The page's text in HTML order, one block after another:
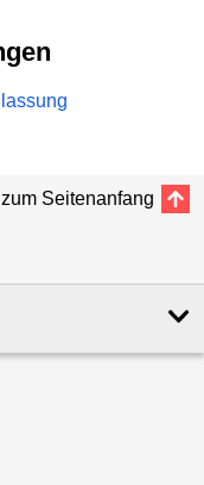
zum Seitenanfang